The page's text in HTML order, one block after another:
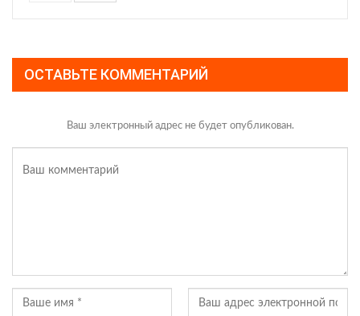
ОСТАВЬТЕ КОММЕНТАРИЙ
Ваш электронный адрес не будет опубликован.